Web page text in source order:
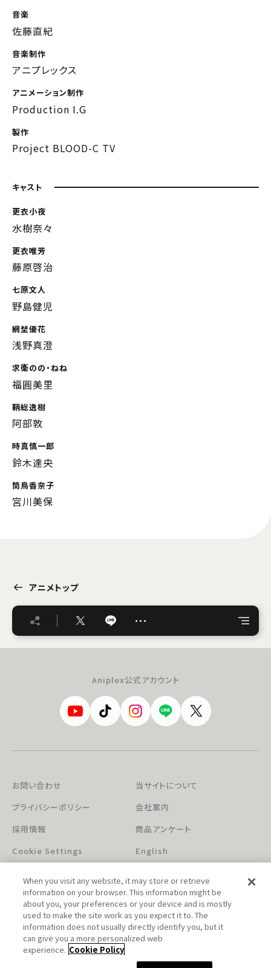
音楽
佐藤直紀
音楽制作
アニプレックス
アニメーション制作
Production I.G
製作
Project BLOOD-C TV
キャスト
更衣小夜
水樹奈々
更衣唯芳
藤原啓治
七原文人
野島健児
網埜優花
浅野真澄
求衛のの・ねね
福圓美里
鞆総逸樹
阿部敦
時真慎一郎
鈴木達央
筒鳥香奈子
宮川美保
アニメトップ
…
Aniplex公式アカウント
お問い合わせ
当サイトについて
プライバシーポリシー
会社案内
採用情報
商品アンケート
Cookie Settings
English
このホームページに掲載されている著作物の無断利用を禁じます。
When you visit any website, it may store or retrieve
information on your browser. This information might be
about you, your preferences or your device and is mostly
used to make the site work as you expect it to. The
information does not usually directly identify you, but it
can give you a more personalized web
experience. Cookie Policy